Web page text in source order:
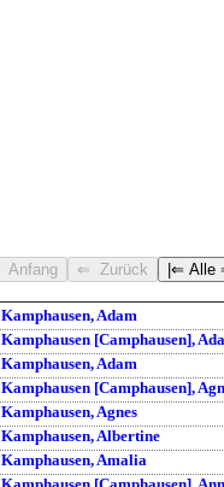
Kamphausen, Adam
Kamphausen [Camphausen],
Kamphausen, Adam
Kamphausen [Camphausen],
Kamphausen, Agnes
Kamphausen, Albertine
Kamphausen, Amalia